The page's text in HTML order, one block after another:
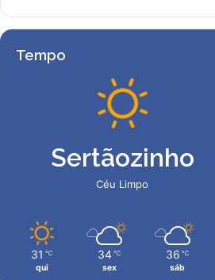
Tempo
Sertãozinho
Céu Limpo
31 ℃
qui
34 ℃
sex
36 ℃
sáb